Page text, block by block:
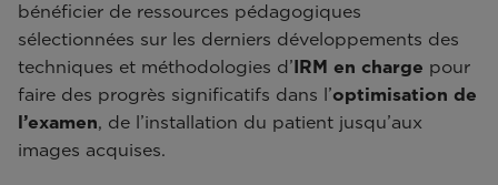
bénéficier de ressources pédagogiques
sélectionnées sur les derniers développements des
techniques et méthodologies d’IRM en charge pour
faire des progrès significatifs dans l’optimisation de
l’examen, de l’installation du patient jusqu’aux
images acquises.